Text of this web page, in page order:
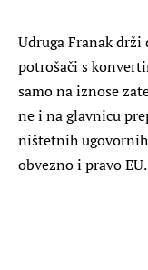
Udruga Franak drži
potrošači s
samo na iznose
ne i na glavnicu
ništetnih ugovornih
obvezno i pravo EU.